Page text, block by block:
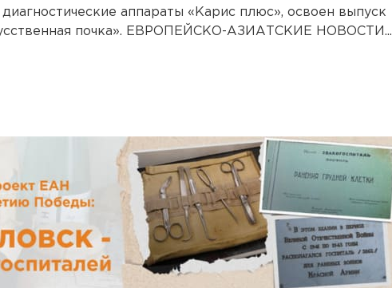
аппараты «Карис плюс», освоен выпуск
почка». ЕВРОПЕЙСКО-АЗИАТСКИЕ НОВОСТИ...